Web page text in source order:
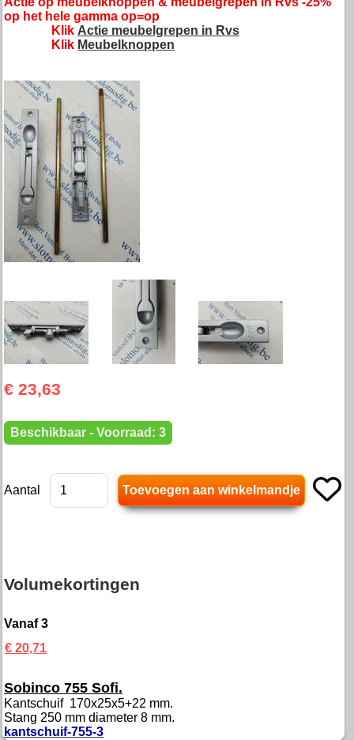
op het hele gamma op=op
Klik Actie meubelgrepen in Rvs
Klik Meubelknoppen
€ 23,63
Beschikbaar - Voorraad: 3
Aantal
Volumekortingen
Vanaf 3
€ 20,71
Sobinco 755 Sofi.
Kantschuif 170x25x5+22 mm.
Stang 250 mm diameter 8 mm.
kantschuif-755-3